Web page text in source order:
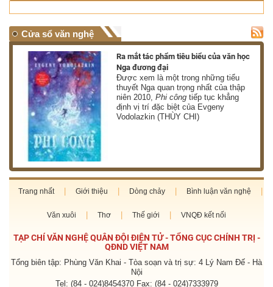
Cửa sổ văn nghệ
Ra mắt tác phẩm tiêu biểu của văn học
Nga đương đại
Được xem là một trong những tiểu
thuyết Nga quan trọng nhất của thập
niên 2010,Phi công tiếp tục khẳng
định vị trí đặc biệt của Evgeny
Vodolazkin (THÙY CHI)
Trang nhất Giới thiệu Dòng chảy Bình luận văn nghệ
Văn xuôi Thơ Thế giới VNQĐ kết nối
TẠP CHÍ VĂN NGHỆ QUÂN ĐỘI ĐIỆN TỬ - TỔNG CỤC CHÍNH TRỊ -
QĐND VIỆT NAM
Tổng biên tập: Phùng Văn Khai - Tòa soạn và trị sự: 4 Lý Nam Đế - Hà
Nội
Tel: (84 - 024)8454370 Fax: (84 - 024)7333979